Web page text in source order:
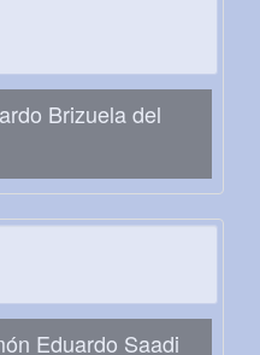
Brizuela del
Eduardo Saadi